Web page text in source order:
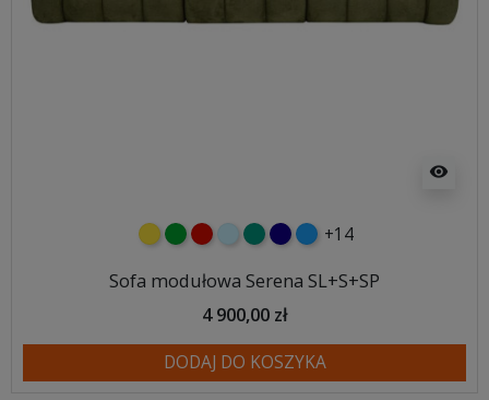
visibility
żółtyzielonyczerwony
błękitnyturkusowy
granatowy
niebieski
+14
Sofa modułowa Serena SL+S+SP
4 900,00 zł
DODAJ DO KOSZYKA